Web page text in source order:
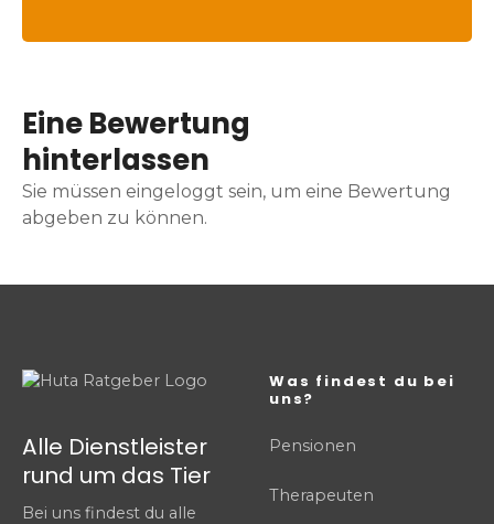
Eine Bewertung
hinterlassen
Sie müssen eingeloggt sein, um eine Bewertung
abgeben zu können.
Alle Dienstleister
rund um das Tier
Bei uns findest du alle
Was findest du bei
uns?
Pensionen
Therapeuten